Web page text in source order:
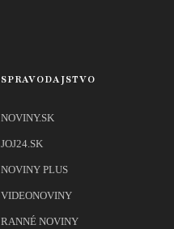
SPRAVODAJSTVO
NOVINY.SK
JOJ24.SK
NOVINY PLUS
VIDEONOVINY
RANNÉ NOVINY